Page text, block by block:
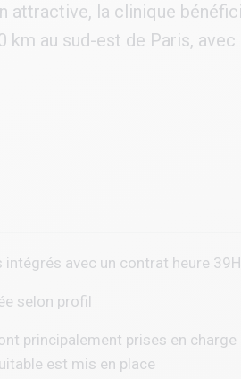
attractive, la clinique
km au sud-est de Paris,
avec un contrat heure 39H
selon profil
principalement prises en
est mis en place